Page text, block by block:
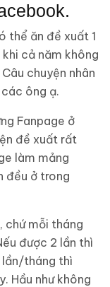
thể ăn đề xuất 1
cả năm không
chuyện nhân
ông ạ.
Fanpage ở
đề xuất rất
làm mảng
đều ở trong
chứ mỗi tháng
được 2 lần thì
lần/tháng thì
Hầu như không